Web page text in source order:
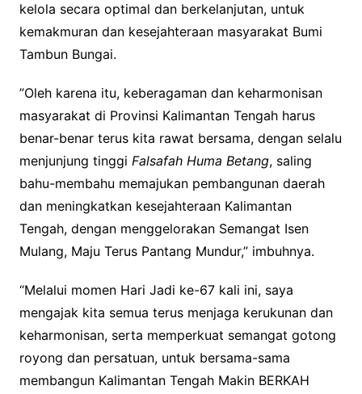
kelola secara optimal dan berkelanjutan, untuk
kemakmuran dan kesejahteraan masyarakat Bumi
Tambun Bungai.
”Oleh karena itu, keberagaman dan keharmonisan
masyarakat di Provinsi Kalimantan Tengah harus
benar-benar terus kita rawat bersama, dengan selalu
menjunjung tinggi Falsafah Huma Betang, saling
bahu-membahu memajukan pembangunan daerah
dan meningkatkan kesejahteraan Kalimantan
Tengah, dengan menggelorakan Semangat Isen
Mulang, Maju Terus Pantang Mundur,” imbuhnya.
“Melalui momen Hari Jadi ke-67 kali ini, saya
mengajak kita semua terus menjaga kerukunan dan
keharmonisan, serta memperkuat semangat gotong
royong dan persatuan, untuk bersama-sama
membangun Kalimantan Tengah Makin BERKAH